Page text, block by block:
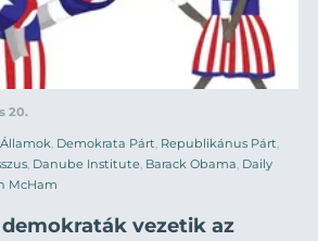
20.
Demokrata Párt Republikánus Párt
Danube Institute Barack Obama Daily
McHam
demokraták vezetik az